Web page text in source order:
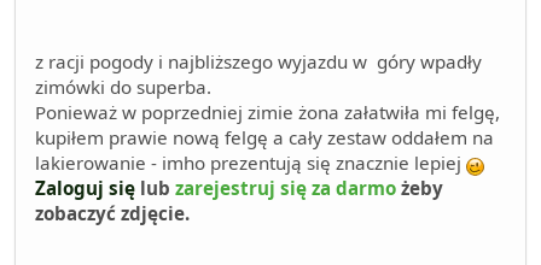
z racji pogody i najbliższego wyjazdu w góry wpadły
zimówki do superba.
Ponieważ w poprzedniej zimie żona załatwiła mi felgę,
kupiłem prawie nową felgę a cały zestaw oddałem na
lakierowanie - imho prezentują się znacznie lepiej
Zaloguj się lub zarejestruj się za darmo żeby
zobaczyć zdjęcie.